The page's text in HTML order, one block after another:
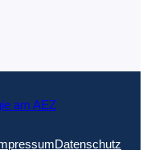
am AEZ
Datenschutz